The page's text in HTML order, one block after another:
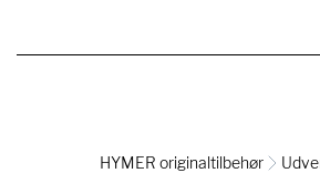
HYMER originaltilbehør